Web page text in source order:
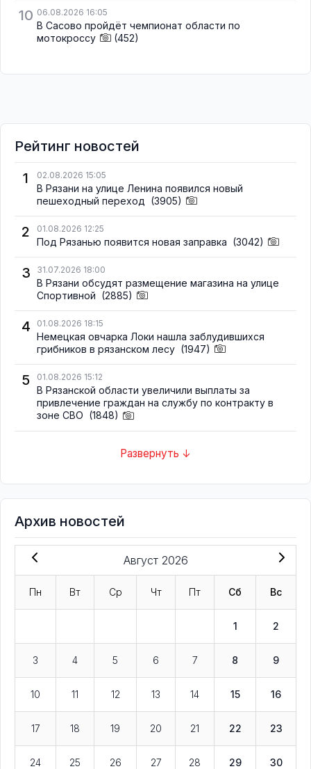
10 06.08.2026 16:05
В Сасово пройдёт чемпионат области по
мотокроссу
(452)
Рейтинг новостей
1
02.08.2026 15:05
В Рязани на улице Ленина появился новый
пешеходный переход (3905)
2 01.08.2026 12:25
Под Рязанью появится новая заправка (3042)
3 31.07.2026 18:00
В Рязани обсудят размещение магазина на улице
Спортивной (2885)
4 01.08.2026 18:15
Немецкая овчарка Локи нашла заблудившихся
грибников в рязанском лесу (1947)
5 01.08.2026 15:12
В Рязанской области увеличили выплаты за
привлечение граждан на службу по контракту в
зоне СВО (1848)
Развернуть ↓
Архив новостей
Август 2026
Пн Вт Ср Чт Пт Сб Вс
1 2
3 4 5 6 7 8 9
10 11 12 13 14 15 16
17 18 19 20 21 22 23
24 25 26 27 28 29 30